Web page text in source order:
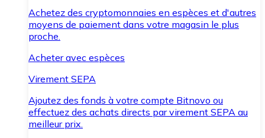
Achetez des cryptomonnaies en espèces et d'autres
moyens de paiement dans votre magasin le plus
proche.
Acheter avec espèces
Virement SEPA
Ajoutez des fonds à votre compte Bitnovo ou
effectuez des achats directs par virement SEPA au
meilleur prix.